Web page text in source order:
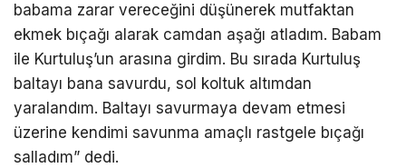
babama zarar vereceğini düşünerek mutfaktan
ekmek bıçağı alarak camdan aşağı atladım. Babam
ile Kurtuluş’un arasına girdim. Bu sırada Kurtuluş
baltayı bana savurdu, sol koltuk altımdan
yaralandım. Baltayı savurmaya devam etmesi
üzerine kendimi savunma amaçlı rastgele bıçağı
salladım” dedi.